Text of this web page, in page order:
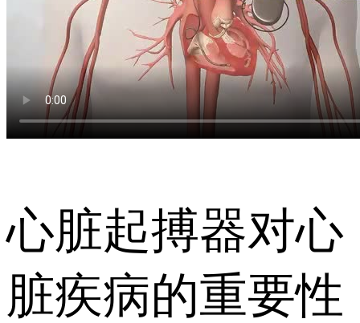
心脏起搏器对心
脏疾病的重要性